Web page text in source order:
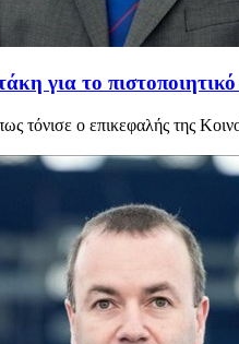
για το
τόνισε ο επικεφαλής της